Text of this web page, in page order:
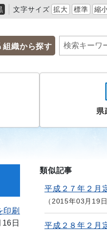
文字サイズ 拡大 標準 縮
組織から探す
県
印刷
日
類似記事
平成２７年２月
2015年03月19日
平成２８年２月